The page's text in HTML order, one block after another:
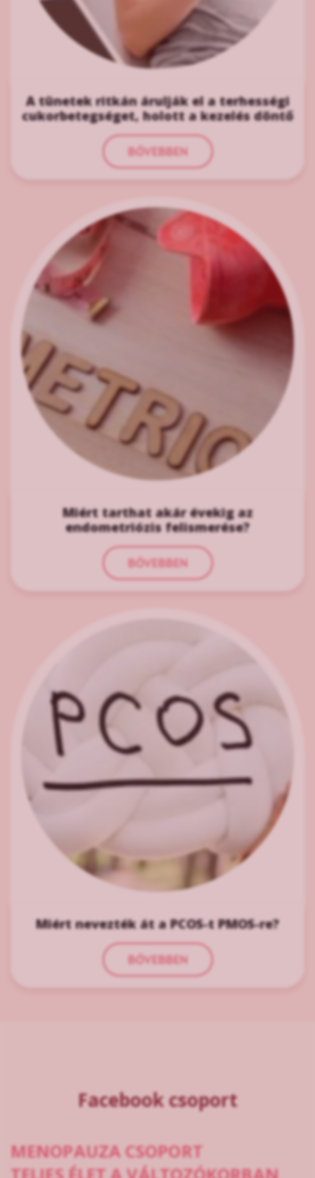
A tünetek ritkán árulják el a terhességi
cukorbetegséget, holott a kezelés döntő
BŐVEBBEN
Miért tarthat akár évekig az
endometriózis felismerése?
BŐVEBBEN
Miért nevezték át a PCOS-t PMOS-re?
BŐVEBBEN
Facebook csoport
MENOPAUZA CSOPORT